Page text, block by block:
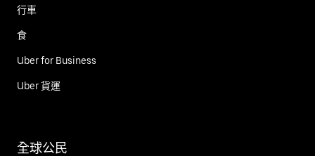
行車
食
Uber for Business
Uber 貨運
全球公民